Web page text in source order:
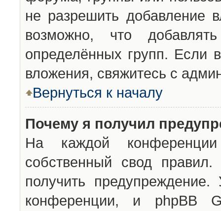
не разрешить добавление
возможно, что
определённых групп. Если
вложения, свяжитесь с
Вернуться к началу
Почему я получил
На каждой конференции
собственный свод
получить
конференции, и phpBB